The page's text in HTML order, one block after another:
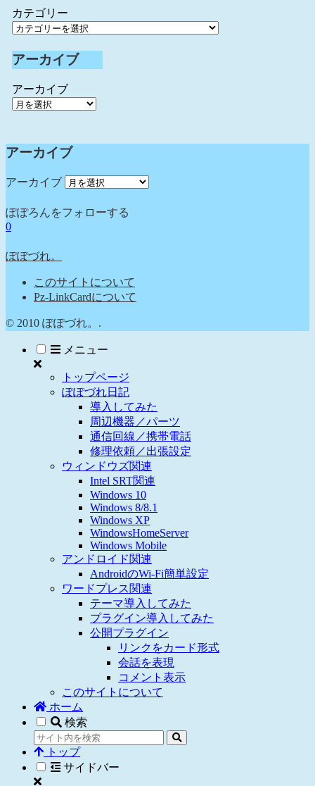
カテゴリー
アーカイブ
アーカイブ
アーカイブ
アーカイブ
ぽぽろんをフォローする
0
ぽぽづれ。
このサイトについて
Pz-LinkCardについて
© 2010 ぽぽづれ。.
メニュー
トップページ
ぽぽづれ日記
導入してみた
周辺機器／パーツ
通信回線／携帯電話
修理依頼／出張設定
ウィンドウズ関連
Intel SRT関連
Windows 10
Windows 8/8.1
Windows XP
WindowsHomeServer
Windows Mobile
アンドロイド関連
AndroidのWi-Fi簡単設定
ワードプレス関連
テーマ導入してみた
プラグイン導入してみた
公開プラグイン
リンクをカード形式
会話を表現
コメント表示
このサイトについて
ホーム
検索
トップ
サイドバー